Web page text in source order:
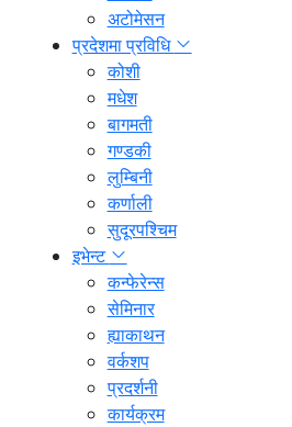
अटोमेसन
प्रदेशमा प्रविधि
कोशी
मधेश
बागमती
गण्डकी
लुम्बिनी
कर्णाली
सुदूरपश्चिम
इभेन्ट
कन्फेरेन्स
सेमिनार
ह्याकाथन
वर्कशप
प्रदर्शनी
कार्यक्रम